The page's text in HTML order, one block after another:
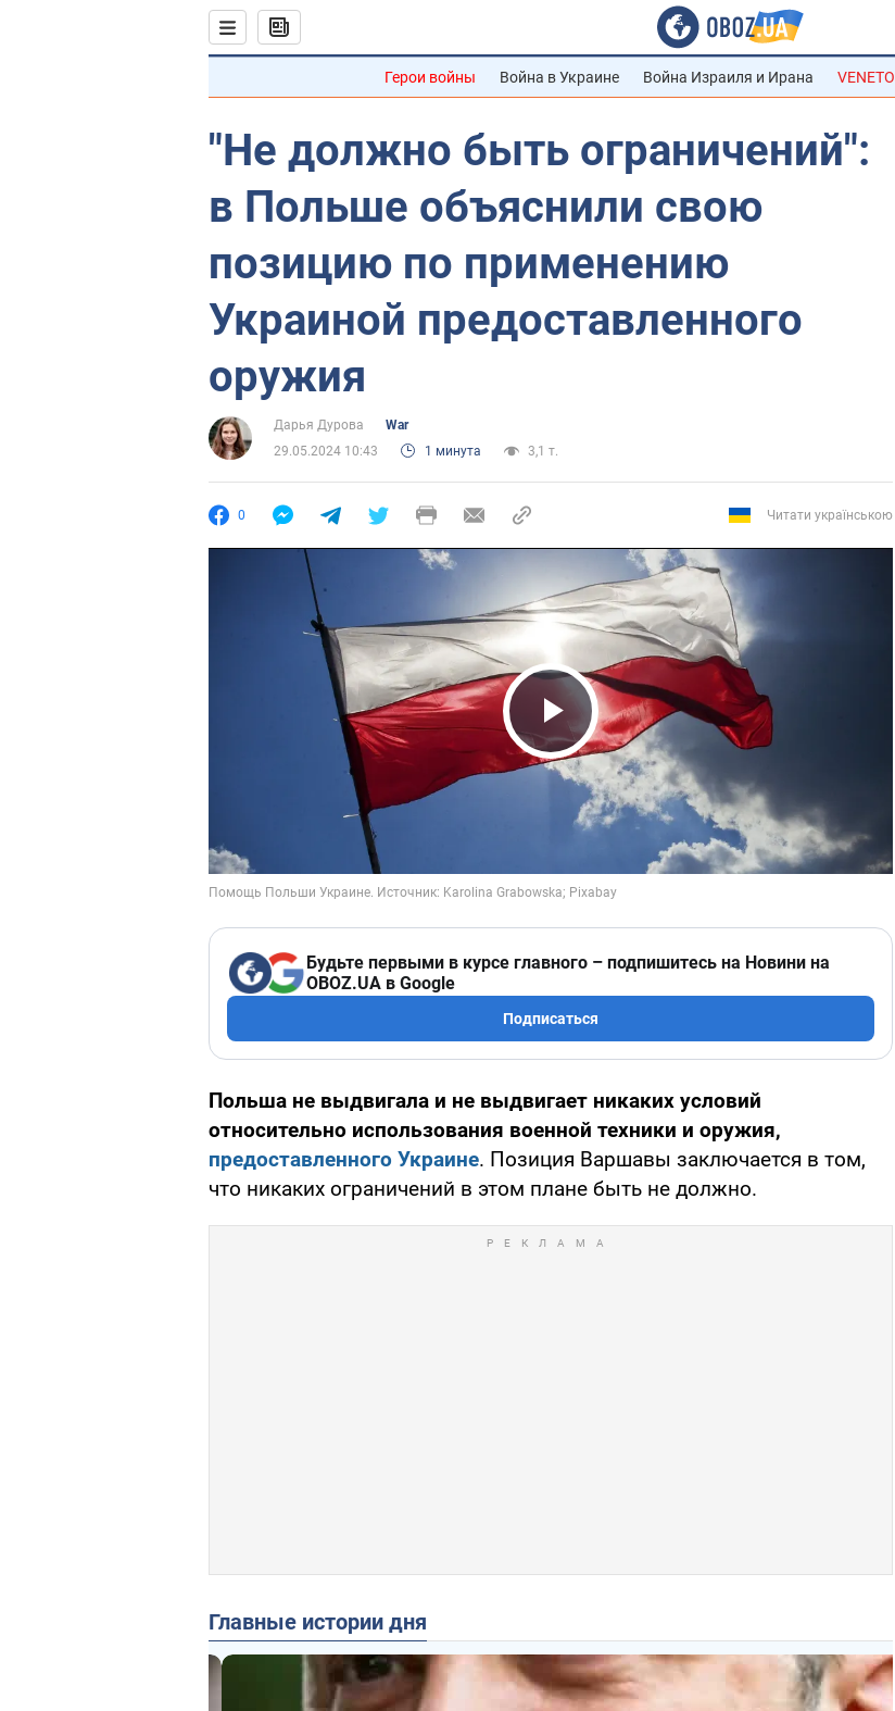
Герои войны Война в Украине Война Израиля и Ирана VENETO
"Не должно быть ограничений":
в Польше объяснили свою
позицию по применению
Украиной предоставленного
оружия
Дарья Дурова
War
29.05.2024 10:43
1 минута 3,1 т.
0 Читати українською
Play Video
Будьте первыми в курсе главного – подпишитесь на Новини на
OBOZ.UA в Google
Подписаться
Польша не выдвигала и не выдвигает никаких условий
относительно использования военной техники и оружия,
предоставленного Украине. Позиция Варшавы заключается в том,
что никаких ограничений в этом плане быть не должно.
Главные истории дня